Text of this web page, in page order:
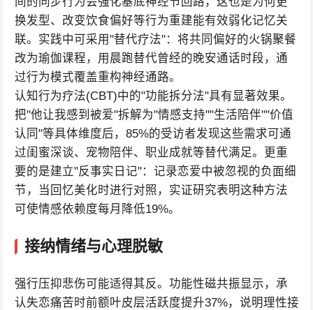
换发型、改变饮食偏好等行为重建能有效弱化记忆关
联。实践中可采用"替代疗法"：将共同偏好的火锅聚餐
改为瑜伽课程，用晨跑替代曾经的晚安通话时段，通
过行为模式覆盖重构神经通路。
认知行为疗法(CBT)中的"功能拆分法"具有显著效果。
把"他让我感到被爱"拆解为"情感支持""生活陪伴""价值
认同"等具体维度后，85%的受访者发现这些需求可通
过闺蜜深谈、宠物陪伴、职业成就等替代满足。更重
要的是建立"反事实日记"：记录恋爱中被忽视的负面细
节，当回忆美化时进行对照，实证研究表明这种方法
可使情感依赖度每月降低19%。
接纳情绪与心理脱敏
强行压抑悲伤可能适得其反。功能性磁共振显示，承
认失恋痛苦时前额叶皮层活跃度提升37%，说明理性接